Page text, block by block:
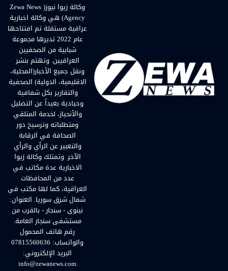
وكالة زيوا نيوز( Zewa News
Agency) هي وكالة اخبارية
عراقية مستقلة تم افتتاحها
عام 2022 تديرها مجموعة
شبابية من الصحفيين
العراقيين. وتهتم بنشر
ونقل جميع الأخبار(المحلية،
الاقليمية، الدولية) الصحفية
والتقارير بكل شفافية
وحيادية بعيداً عن التضليل
والأنحياز، لخدمة المتلقي
ومتطلباته وترسيخ دور
الصحافة في الرقابة
والتعبير عن الرأي والرأي
الآخر. وتمتلك وكالة زيوا
الاخبارية عدة مكاتب في
عدد من المحافظات
العراقية، كما لها مكتب في
شمال شرق سوريا. العنوان:
نينوى - سنجار - بالقرب من
مستشفى سنجار العامة.
رقم هاتف المحمول
والواتساب: 07815560636
البريد الإلكتروني:
info@zewanews.com